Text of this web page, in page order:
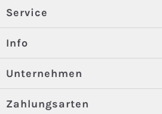
Service
Info
Unternehmen
Zahlungsarten